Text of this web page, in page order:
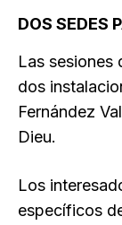
DOS SEDES
Las sesiones
dos
Fernández
Dieu.
Los
específicos